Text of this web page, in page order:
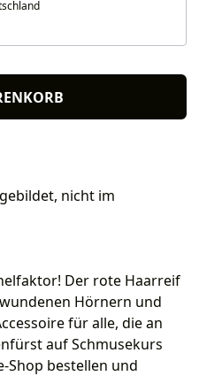
nicht im
Der rote Haarreif
Hörnern und
für alle, die an
auf Schmusekurs
Shop bestellen und